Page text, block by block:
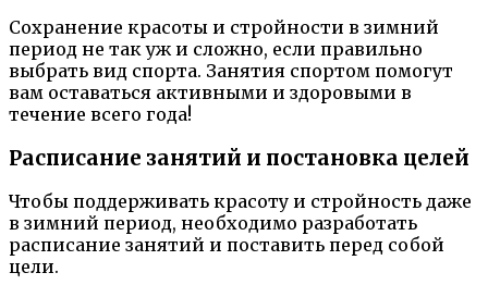
Сохранение красоты и стройности в зимний
период не так уж и сложно, если правильно
выбрать вид спорта. Занятия спортом помогут
вам оставаться активными и здоровыми в
течение всего года!
Расписание занятий и постановка целей
Чтобы поддерживать красоту и стройность даже
в зимний период, необходимо разработать
расписание занятий и поставить перед собой
цели.